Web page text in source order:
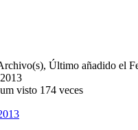
Último añadido el
visto 174 veces